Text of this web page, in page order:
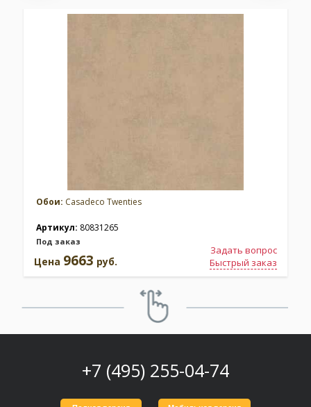
Обои: Casadeco Twenties
Артикул: 80831265
Под заказ
Задать вопрос
Быстрый заказ
Цена 9663 руб.
+7 (495) 255-04-74